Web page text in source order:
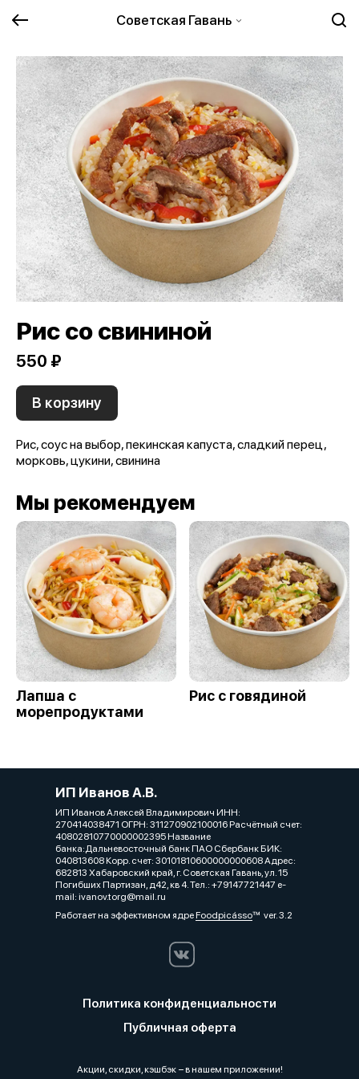
Советская Гавань
Рис со свининой
550 ₽
В корзину
Рис, соус на выбор, пекинская капуста, сладкий перец,
морковь, цукини, свинина
Мы рекомендуем
Лапша с
морепродуктами
Рис с говядиной
ИП Иванов А.В.
ИП Иванов Алексей Владимирович ИНН:
270414038471 ОГРН: 311270902100016 Расчётный счет:
40802810770000002395 Название
банка:Дальневосточный банк ПАО Сбербанк БИК:
040813608 Корр. счет: 30101810600000000608 Адрес:
682813 Хабаровский край, г. Советская Гавань, ул. 15
Погибших Партизан, д42, кв 4. Тел.: +79147721447 e-
mail: ivanov.torg@mail.ru
Работает на эффективном ядреFoodpicássover. 3.2
Политика конфиденциальности
Публичная оферта
Акции, скидки, кэшбэк − в нашем приложении!